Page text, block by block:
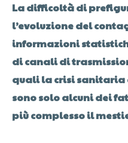
La difficoltà di
l’evoluzione del
informazioni
di canali di
quali la crisi sanitaria
sono solo alcuni dei
più complesso il